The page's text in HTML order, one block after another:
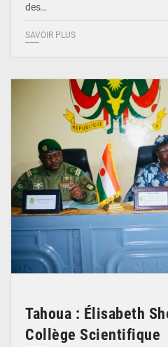
des…
SAVOIR PLUS
Tahoua : Élisabeth
Collège Scientifique